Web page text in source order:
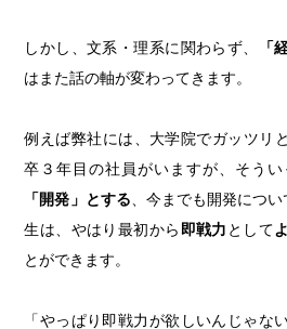
しかし、文系・理系に関わらず、 「
はまた話の軸が変わってきます。
例えば弊社には、大学院でガッツリ
卒３年目の社員がいますが、そうい
「開発」とする 、今までも開発につい
生は、やはり最初から即戦力 として
とができます。
「やっぱり即戦力が欲しいんじゃな